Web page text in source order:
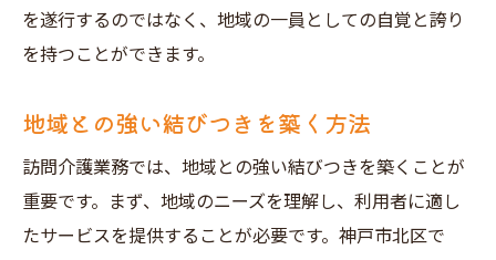
訪問介護での地域密着型サービスの展開例
地域に根差した求人の醍醐味と可能性
着の利点
地域密着型求人の利点と課題
地元求人の活用で得られる経験
を遂行するのではなく、地域の一員としての自覚と誇り
を持つことができます。
地域との強い結びつきを築く方法
訪問介護業務では、地域との強い結びつきを築くことが
重要です。まず、地域のニーズを理解し、利用者に適し
たサービスを提供することが必要です。神戸市北区で